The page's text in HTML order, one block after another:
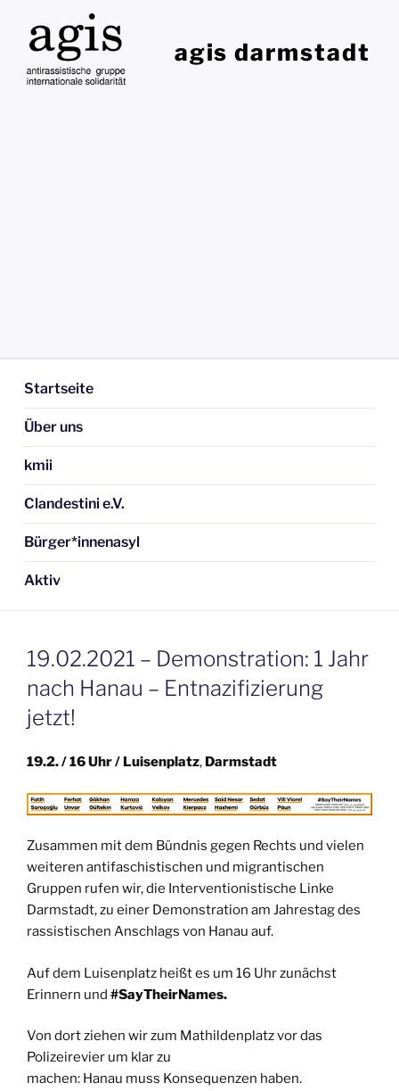
Inhalt
springen
agis darmstadt
Startseite
Über uns
kmii
Clandestini e.V.
Bürger*innenasyl
Aktiv
19.02.2021 – Demonstration: 1 Jahr
nach Hanau – Entnazifizierung
jetzt!
19.2. / 16 Uhr / Luisenplatz, Darmstadt
Zusammen mit dem Bündnis gegen Rechts und vielen
weiteren antifaschistischen und migrantischen
Gruppen rufen wir, die Interventionistische Linke
Darmstadt, zu einer Demonstration am Jahrestag des
rassistischen Anschlags von Hanau auf.
Auf dem Luisenplatz heißt es um 16 Uhr zunächst
Erinnern und #SayTheirNames.
Von dort ziehen wir zum Mathildenplatz vor das
Polizeirevier um klar zu
machen: Hanau muss Konsequenzen haben.